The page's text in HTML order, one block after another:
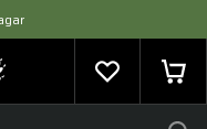
SVEA